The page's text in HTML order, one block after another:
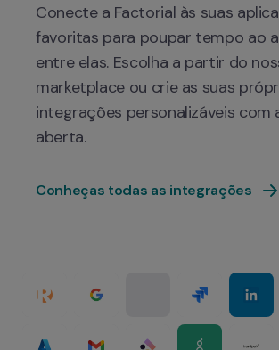
Conecte a Factorial às suas
favoritas para poupar tempo ao
entre elas. Escolha a partir do
marketplace ou crie as suas
integrações personalizáveis com
aberta.
Conheças todas as integrações